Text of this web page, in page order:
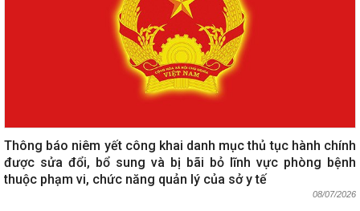
Thông báo niêm yết công khai danh mục thủ tục hành chính
được sửa đổi, bổ sung và bị bãi bỏ lĩnh vực phòng bệnh
thuộc phạm vi, chức năng quản lý của sở y tế
08/07/2026